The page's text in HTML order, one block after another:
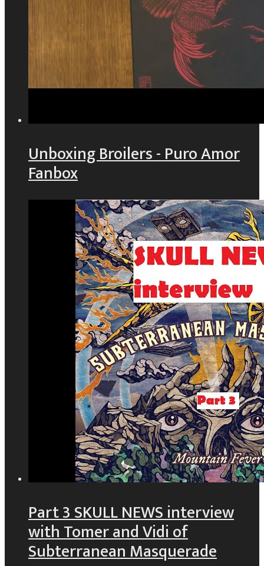
Unboxing Broilers - Puro Amor
Fanbox
Part 3 SKULL NEWS interview
with Tomer and Vidi of
Subterranean Masquerade